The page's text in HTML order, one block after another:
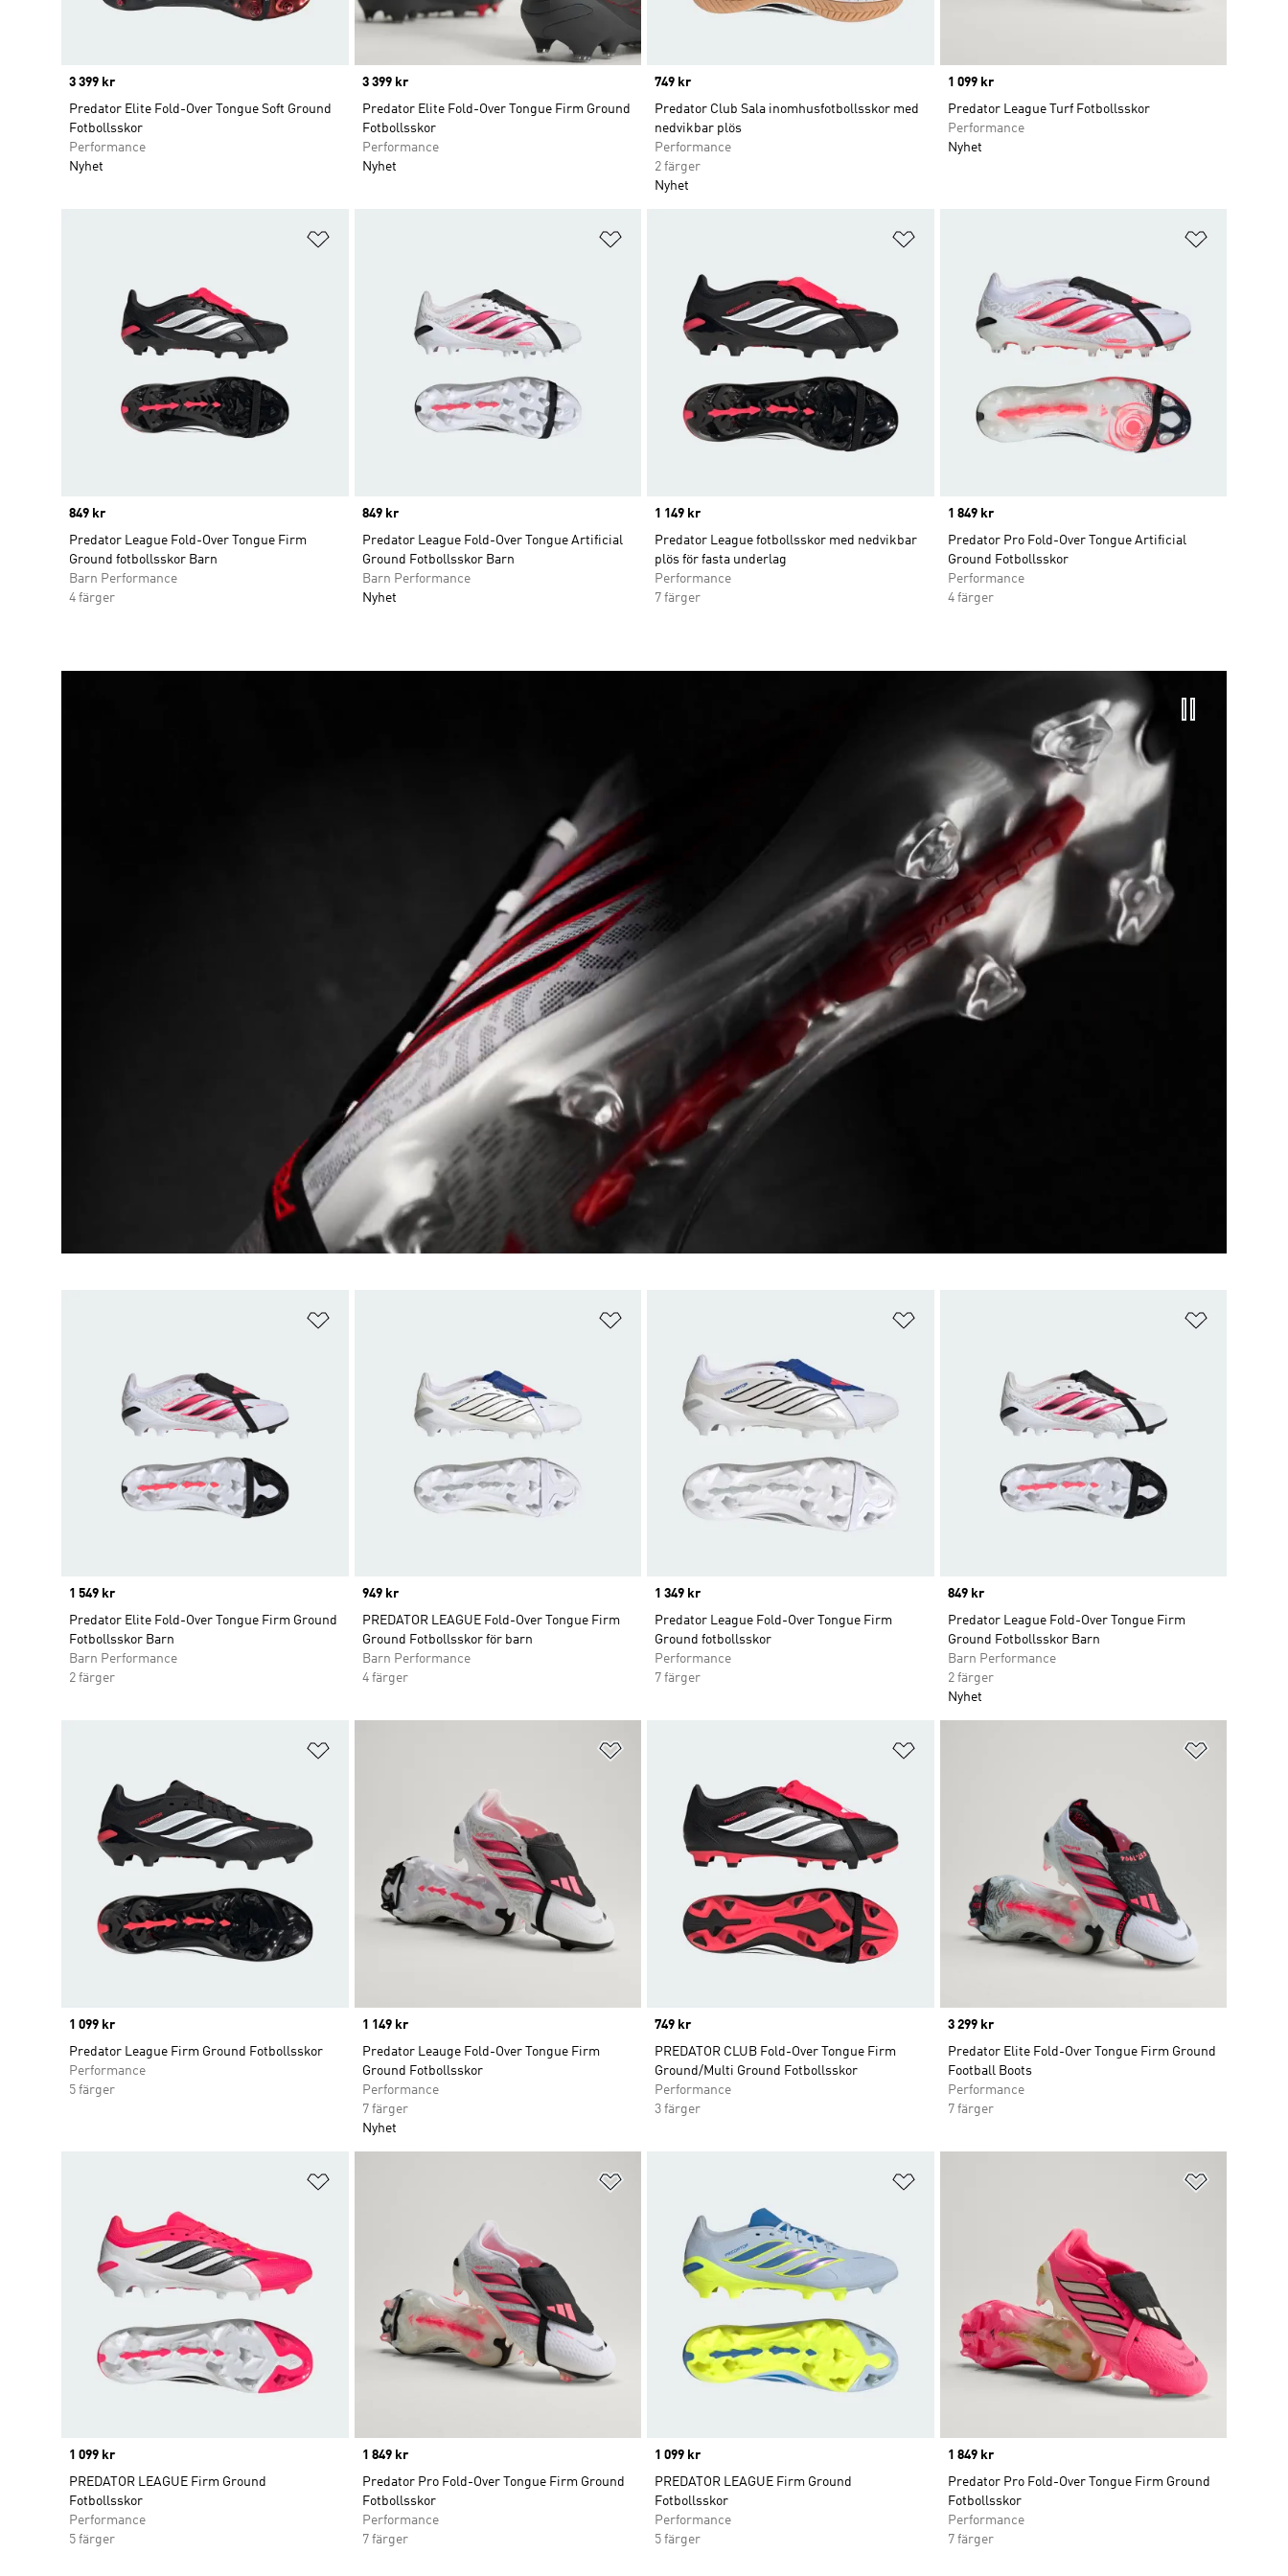
Price
3 399 kr
Predator Elite Fold-Over Tongue Soft Ground
Fotbollsskor
Performance
Nyhet
Price
3 399 kr
Predator Elite Fold-Over Tongue Firm Ground
Fotbollsskor
Performance
Nyhet
Price
749 kr
Predator Club Sala inomhusfotbollsskor med
nedvikbar plös
Performance
2 färger
Nyhet
Price
1 099 kr
Predator League Turf Fotbollsskor
Performance
Nyhet
Price
849 kr
Predator League Fold-Over Tongue Firm
Ground fotbollsskor Barn
Barn Performance
4 färger
Price
849 kr
Predator League Fold-Over Tongue Artificial
Ground Fotbollsskor Barn
Barn Performance
Nyhet
Price
1 149 kr
Predator League fotbollsskor med nedvikbar
plös för fasta underlag
Performance
7 färger
Price
1 849 kr
Predator Pro Fold-Over Tongue Artificial
Ground Fotbollsskor
Performance
4 färger
Price
1 549 kr
Predator Elite Fold-Over Tongue Firm Ground
Fotbollsskor Barn
Barn Performance
2 färger
Price
949 kr
PREDATOR LEAGUE Fold-Over Tongue Firm
Ground Fotbollsskor för barn
Barn Performance
4 färger
Price
1 349 kr
Predator League Fold-Over Tongue Firm
Ground fotbollsskor
Performance
7 färger
Price
849 kr
Predator League Fold-Over Tongue Firm
Ground Fotbollsskor Barn
Barn Performance
2 färger
Nyhet
Price
1 099 kr
Predator League Firm Ground Fotbollsskor
Performance
5 färger
Price
1 149 kr
Predator Leauge Fold-Over Tongue Firm
Ground Fotbollsskor
Performance
7 färger
Nyhet
Price
749 kr
PREDATOR CLUB Fold-Over Tongue Firm
Ground/Multi Ground Fotbollsskor
Performance
3 färger
Price
3 299 kr
Predator Elite Fold-Over Tongue Firm Ground
Football Boots
Performance
7 färger
Price
1 099 kr
PREDATOR LEAGUE Firm Ground
Fotbollsskor
Performance
5 färger
Price
1 849 kr
Predator Pro Fold-Over Tongue Firm Ground
Fotbollsskor
Performance
7 färger
Price
1 099 kr
PREDATOR LEAGUE Firm Ground
Fotbollsskor
Performance
5 färger
Price
1 849 kr
Predator Pro Fold-Over Tongue Firm Ground
Fotbollsskor
Performance
7 färger